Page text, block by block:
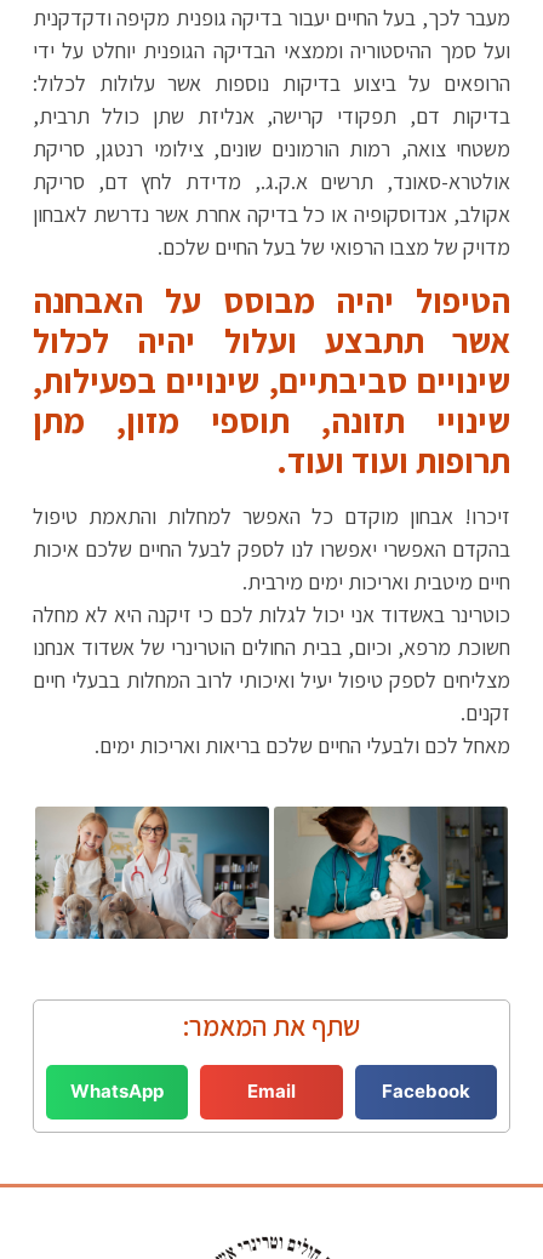
מעבר לכך, בעל החיים יעבור בדיקה גופנית מקיפה ודקדקנית
ועל סמך ההיסטוריה וממצאי הבדיקה הגופנית יוחלט על ידי
הרופאים על ביצוע בדיקות נוספות אשר עלולות לכלול:
בדיקות דם, תפקודי קרישה, אנליזת שתן כולל תרבית,
משטחי צואה, רמות הורמונים שונים, צילומי רנטגן, סריקת
אולטרא-סאונד, תרשים א.ק.ג., מדידת לחץ דם, סריקת
אקולב, אנדוסקופיה או כל בדיקה אחרת אשר נדרשת לאבחון
מדויק של מצבו הרפואי של בעל החיים שלכם.
הטיפול יהיה מבוסס על האבחנה
אשר תתבצע ועלול יהיה לכלול
שינויים סביבתיים, שינויים בפעילות,
שינויי תזונה, תוספי מזון, מתן
תרופות ועוד ועוד.
זיכרו! אבחון מוקדם כל האפשר למחלות והתאמת טיפול
בהקדם האפשרי יאפשרו לנו לספק לבעל החיים שלכם איכות
חיים מיטבית ואריכות ימים מירבית.
כוטרינר באשדוד אני יכול לגלות לכם כי זיקנה היא לא מחלה
חשוכת מרפא, וכיום, בבית החולים הוטרינרי של אשדוד אנחנו
מצליחים לספק טיפול יעיל ואיכותי לרוב המחלות בבעלי חיים
זקנים.
מאחל לכם ולבעלי החיים שלכם בריאות ואריכות ימים.
שתף את המאמר:
Facebook
Email
WhatsApp